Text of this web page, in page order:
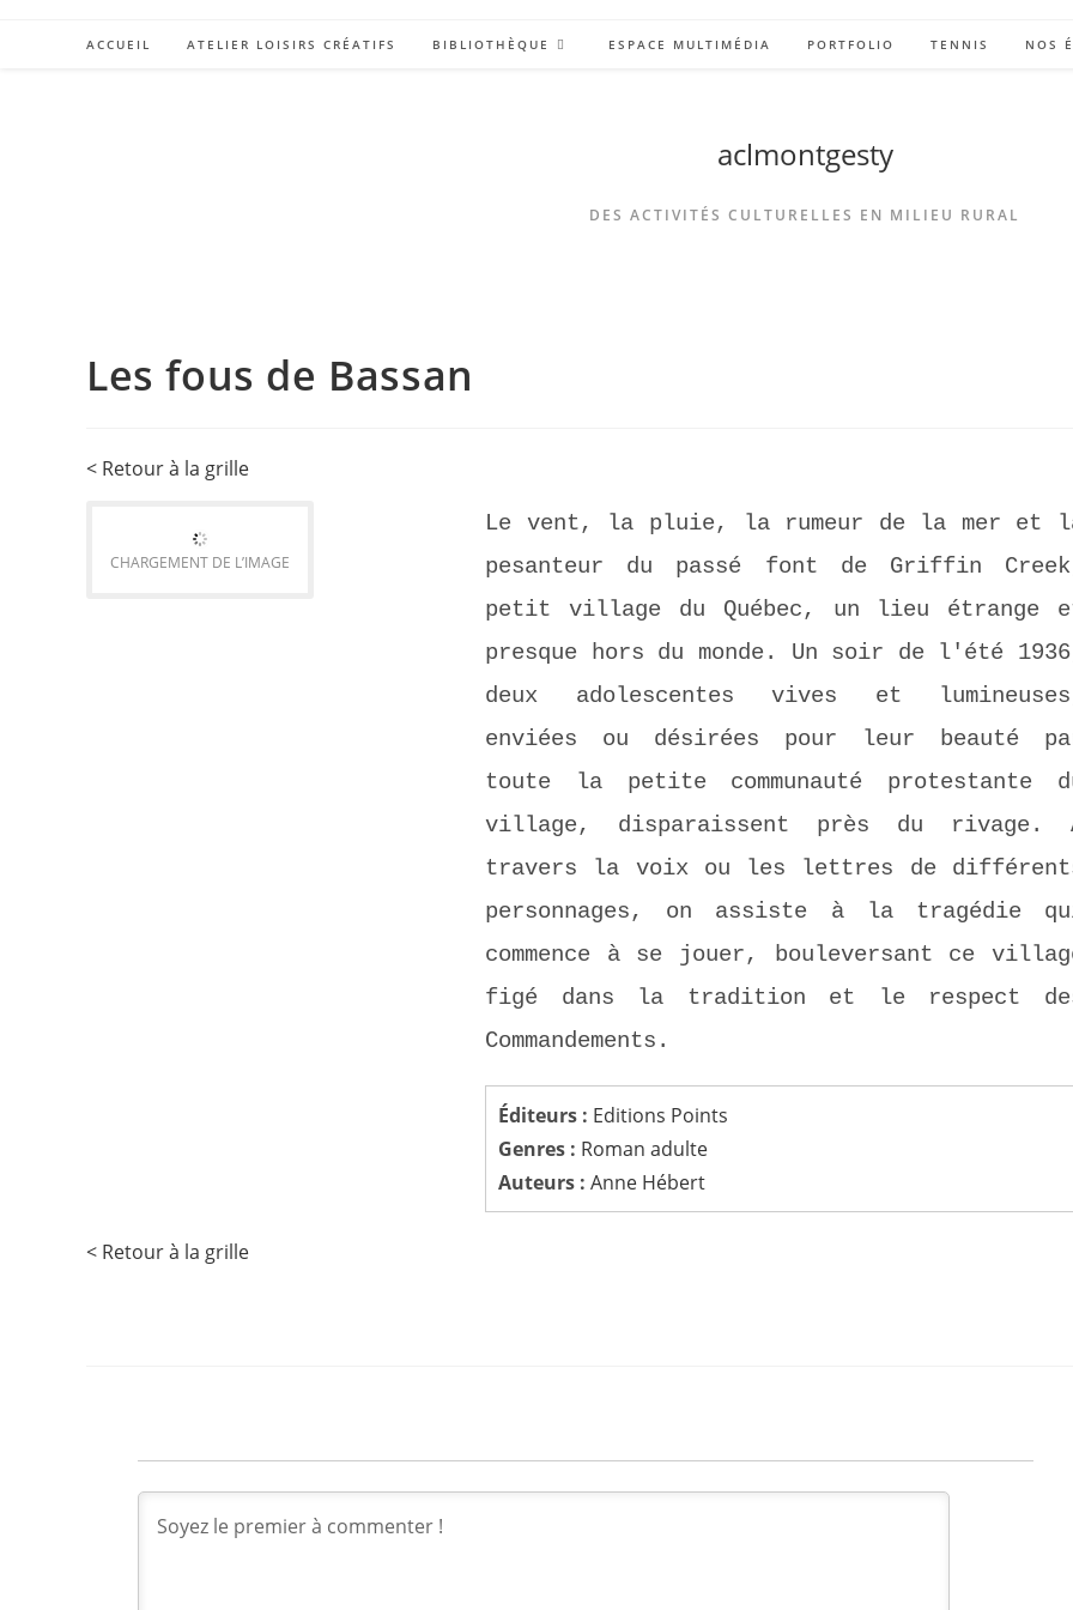
ACCUEIL ATELIER LOISIRS CRÉATIFS BIBLIOTHÈQUE ESPACE MULTIMÉDIA PORTFOLIO TENNIS NOS
aclmontgesty
DES ACTIVITÉS CULTURELLES EN MILIEU RURAL
Les fous de Bassan
< Retour à la grille
CHARGEMENT DE L’IMAGE
Le vent, la pluie, la rumeur de la mer et
pesanteur du passé font de Griffin
petit village du Québec, un lieu étrange
presque hors du monde. Un soir de l'été
deux adolescentes vives et
enviées ou désirées pour leur beauté
toute la petite communauté protestante
village, disparaissent près du rivage.
travers la voix ou les lettres de
personnages, on assiste à la tragédie
commence à se jouer, bouleversant ce
figé dans la tradition et le respect
Commandements.
Éditeurs : Editions Points
Genres : Roman adulte
Auteurs : Anne Hébert
< Retour à la grille